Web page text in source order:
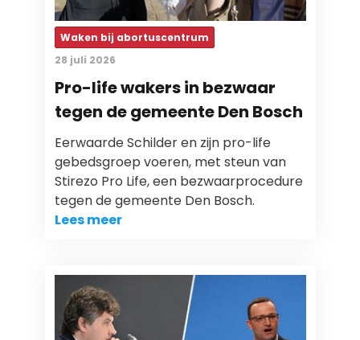
Waken bij abortuscentrum
28 juli 2026
Pro-life wakers in bezwaar
tegen de gemeente Den Bosch
Eerwaarde Schilder en zijn pro-life
gebedsgroep voeren, met steun van
Stirezo Pro Life, een bezwaarprocedure
tegen de gemeente Den Bosch.
Lees meer